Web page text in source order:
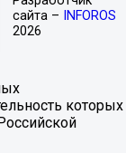
сайта –
INFOROS
2026
которых